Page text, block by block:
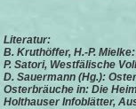
Literatur:
B. Kruthöffer, H.-P.
P. Satori, Westfälische
D. Sauermann (Hg.):
Osterbräuche in: Die
Holthauser Infoblätter,